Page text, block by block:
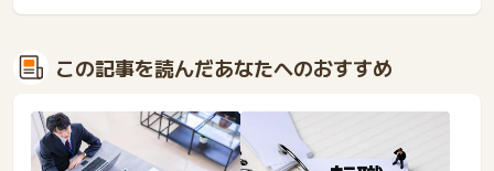
この記事を読んだあなたへのおすすめ